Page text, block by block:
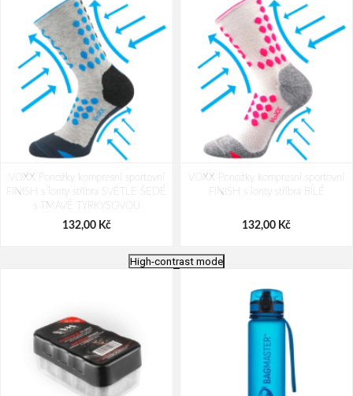
VOXX Ponožky kompresní sportovní
FINISH s ionty stříbra SVĚTLE ŠEDÉ
s TMAVĚ TYRKYSOVOU
132,00 Kč
VOXX Ponožky kompresní sportovní
FINISH s ionty stříbra BÍLÉ
132,00 Kč
High-contrast mode